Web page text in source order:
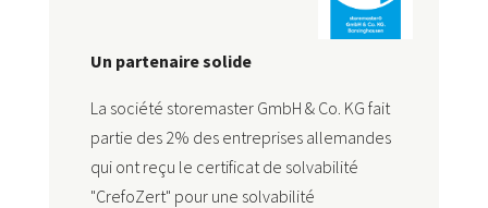
Un partenaire solide
La société storemaster GmbH & Co. KG fait
partie des 2% des entreprises allemandes
qui ont reçu le certificat de solvabilité
"CrefoZert" pour une solvabilité